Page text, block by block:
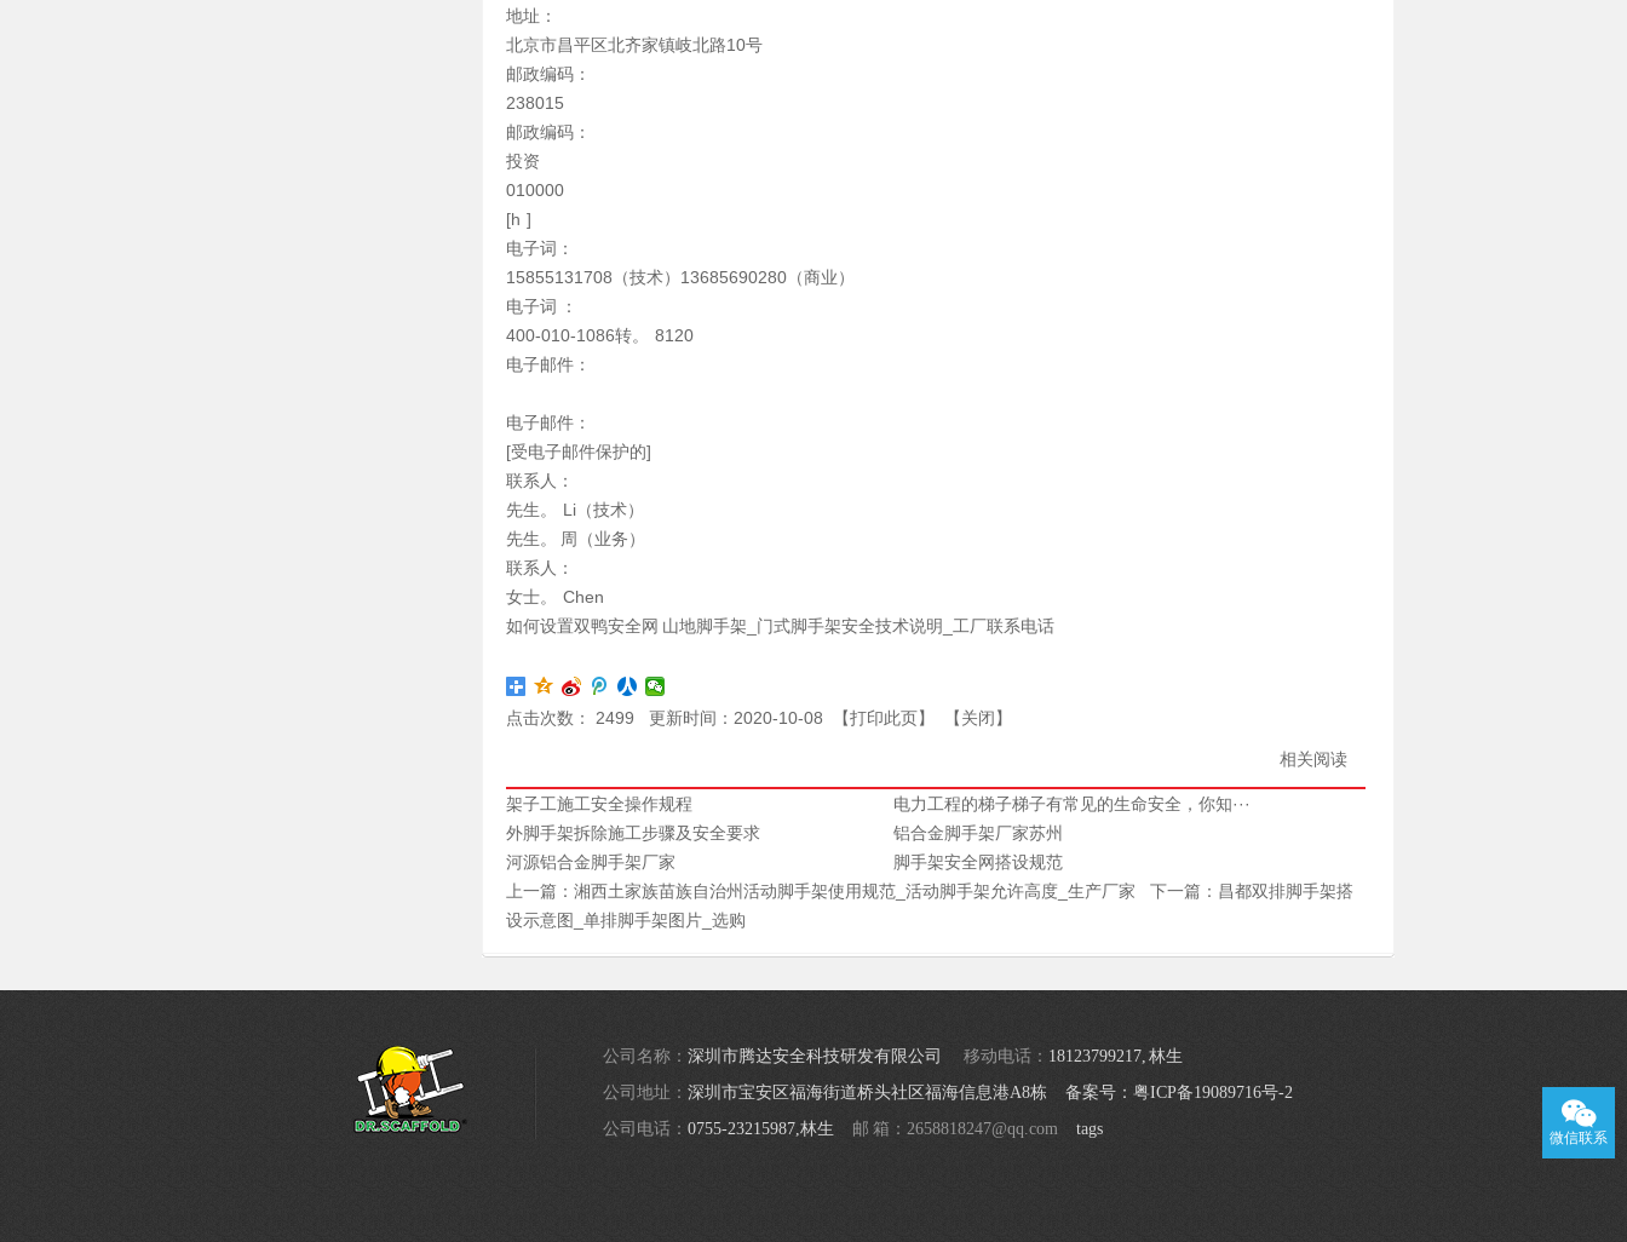
地址：
北京市昌平区北齐家镇岐北路10号
邮政编码：
238015
邮政编码：
投资
010000
[h ]
电子词：
15855131708（技术）13685690280（商业）
电子词 ：
400-010-1086转。 8120
电子邮件：
电子邮件：
[受电子邮件保护的]
联系人：
先生。 Li（技术）
先生。 周（业务）
联系人：
女士。 Chen
如何设置双鸭安全网 山地脚手架_门式脚手架安全技术说明_工厂联系电话
点击次数： 2499 更新时间：2020-10-08 【打印此页】 【关闭】
相关阅读
架子工施工安全操作规程
电力工程的梯子梯子有常见的生命安全，你知···
外脚手架拆除施工步骤及安全要求
铝合金脚手架厂家苏州
河源铝合金脚手架厂家
脚手架安全网搭设规范
上一篇： 湘西土家族苗族自治州活动脚手架使用规范_活动脚手架允许高度_生产厂家 下一篇： 昌都双排脚手架搭
设示意图_单排脚手架图片_选购
公司名称： 深圳市腾达安全科技研发有限公司 移动电话： 18123799217, 林生
公司地址： 深圳市宝安区福海街道桥头社区福海信息港A8栋
备案号：粤ICP备19089716号-2
公司电话： 0755-23215987,林生 邮 箱：2658818247@qq.com tags 微信联系